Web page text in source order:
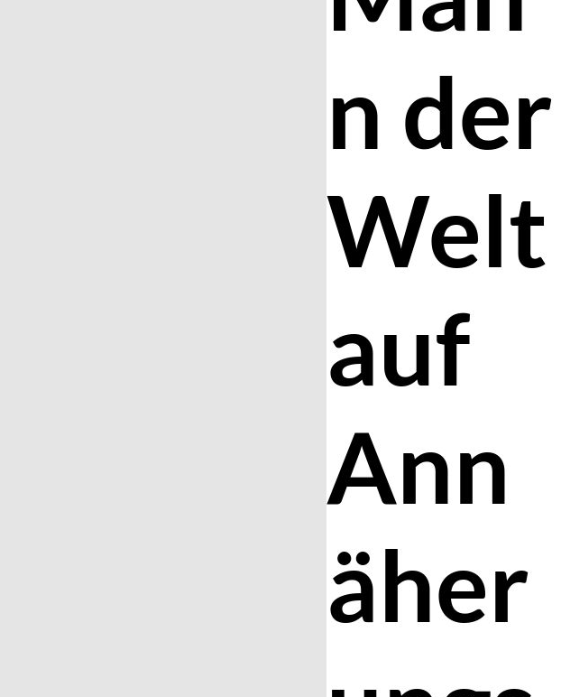
n der
Welt
auf
Ann
äher